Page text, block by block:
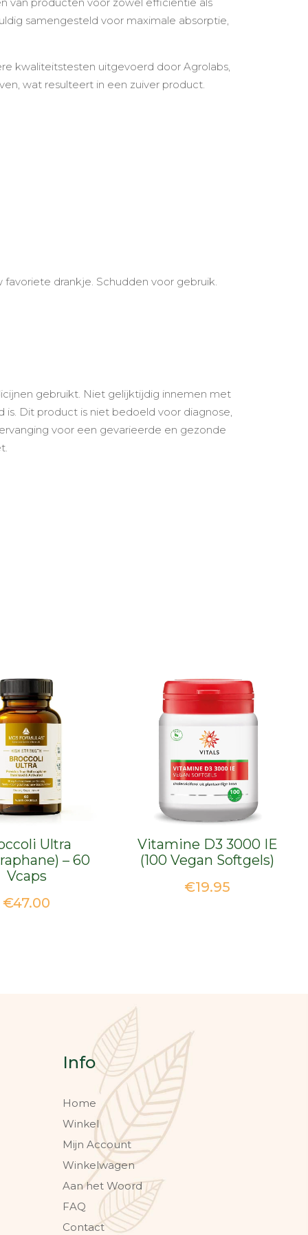
samengesteld voor maximale absorptie,
kwaliteitstesten uitgevoerd door Agrolabs,
wat resulteert in een zuiver product.
drankje. Schudden voor gebruik.
gebruikt. Niet gelijktijdig innemen met
Dit product is niet bedoeld voor diagnose,
voor een gevarieerde en gezonde
Ultra
– 60
Vcaps
€47.00
Vitamine D3 3000 IE
(100 Vegan Softgels)
€19.95
Info
Home
Winkel
Mijn Account
Winkelwagen
Aan het Woord
FAQ
Contact